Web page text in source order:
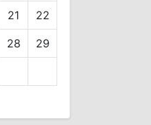
21 22
28 29